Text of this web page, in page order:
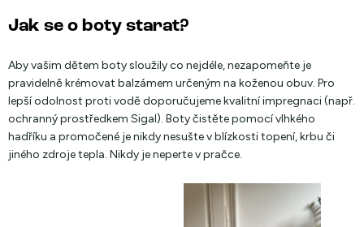
Jak se o boty starat?
Aby vašim dětem boty sloužily co nejdéle, nezapomeňte je
pravidelně krémovat balzámem určeným na koženou obuv. Pro
lepší odolnost proti vodě doporučujeme kvalitní impregnaci (např.
ochranný prostředkem Sigal). Boty čistěte pomocí vlhkého
hadříku a promočené je nikdy nesušte v blízkosti topení, krbu či
jiného zdroje tepla. Nikdy je neperte v pračce.